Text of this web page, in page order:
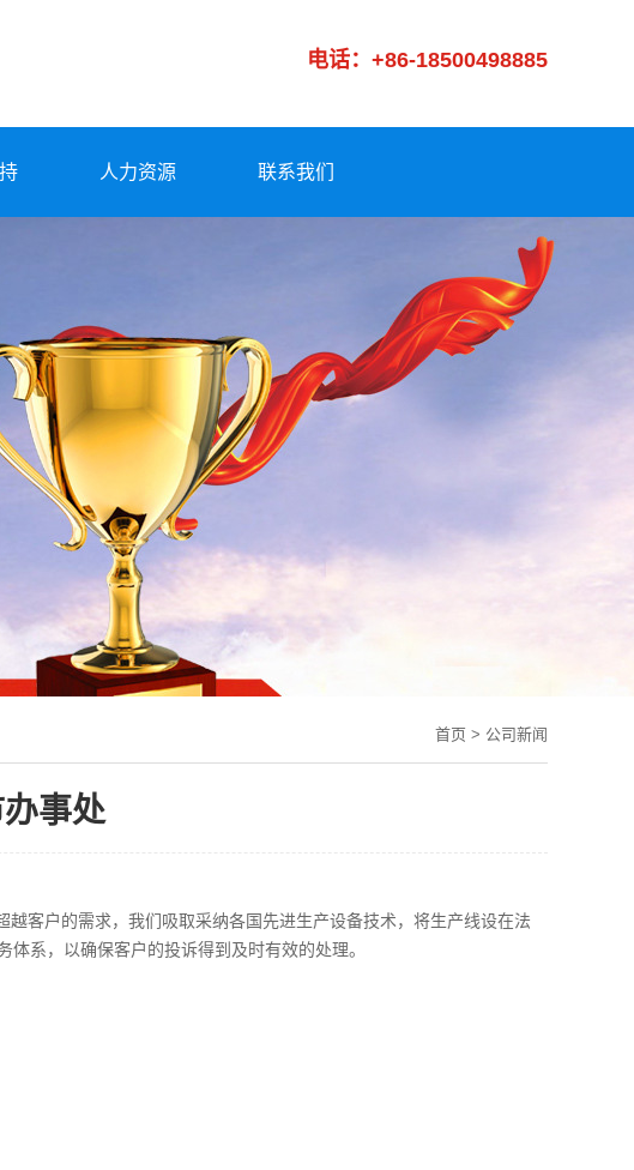
电话：+86-18500498885
人力资源 联系我们
首页 > 公司新闻
事处
客户的需求，我们吸取采纳各国先进生产设备技术，将生产线设在法
系，以确保客户的投诉得到及时有效的处理。